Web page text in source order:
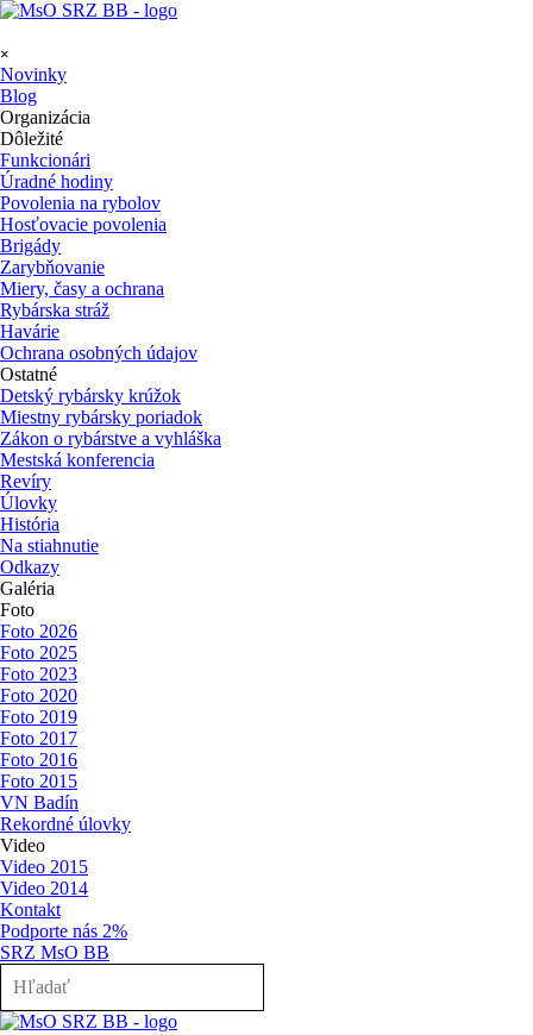
Prejsť na obsah
×
Novinky
Blog
Organizácia
Dôležité
Funkcionári
Úradné hodiny
Povolenia na rybolov
Hosťovacie povolenia
Brigády
Zarybňovanie
Miery, časy a ochrana
Rybárska stráž
Havárie
Ochrana osobných údajov
Ostatné
Detský rybársky krúžok
Miestny rybársky poriadok
Zákon o rybárstve a vyhláška
Mestská konferencia
Revíry
Úlovky
História
Na stiahnutie
Odkazy
Galéria
Foto
Foto 2026
Foto 2025
Foto 2023
Foto 2020
Foto 2019
Foto 2017
Foto 2016
Foto 2015
VN Badín
Rekordné úlovky
Video
Video 2015
Video 2014
Kontakt
Podporte nás 2%
SRZ MsO BB